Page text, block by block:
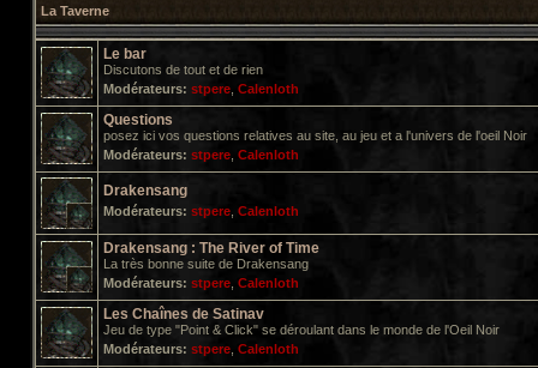
La Taverne
Le bar
Discutons de tout et de rien
Modérateurs: stpere Calenloth
Questions
posez ici vos questions relatives au site, au jeu et a l'univers de l'oeil Noir
Modérateurs: stpere Calenloth
Drakensang
Modérateurs: stpere Calenloth
Drakensang : The River of Time
La très bonne suite de Drakensang
Modérateurs: stpere Calenloth
Les Chaînes de Satinav
Jeu de type "Point & Click" se déroulant dans le monde de l'Oeil Noir
Modérateurs: stpere Calenloth